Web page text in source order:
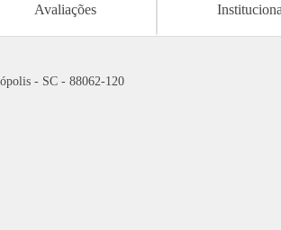
Avaliações
- SC - 88062-120